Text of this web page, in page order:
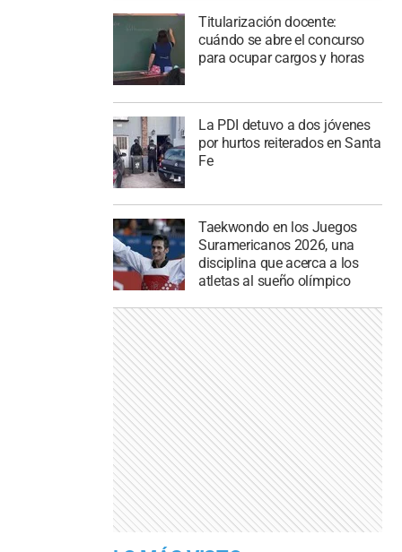
Titularización docente:
cuándo se abre el concurso
para ocupar cargos y horas
La PDI detuvo a dos jóvenes
por hurtos reiterados en Santa
Fe
Taekwondo en los Juegos
Suramericanos 2026, una
disciplina que acerca a los
atletas al sueño olímpico